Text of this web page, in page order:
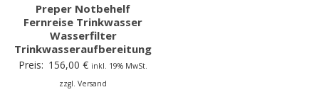
Preper Notbehelf
Fernreise Trinkwasser
Wasserfilter
Trinkwasseraufbereitung
Preis: 156,00€ inkl. 19% MwSt.
zzgl. Versand